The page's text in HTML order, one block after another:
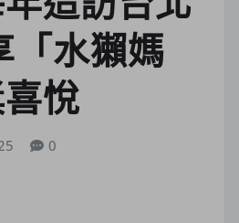
「水獺媽
悅
0